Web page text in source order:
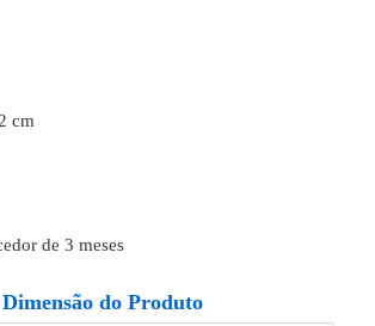
cm
de 3 meses
Dimensão do Produto